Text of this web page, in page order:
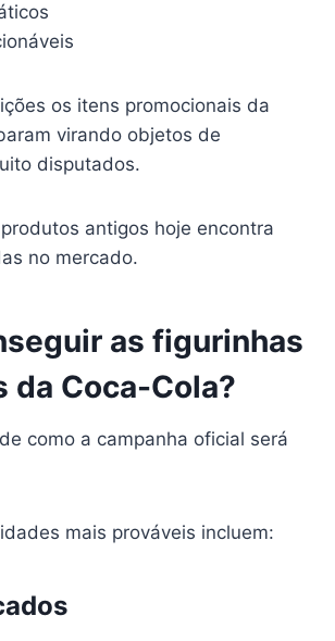
os itens promocionais da
virando objetos de
disputados.
antigos hoje encontra
no mercado.
as figurinhas
da Coca-Cola?
como a campanha oficial será
mais prováveis incluem: